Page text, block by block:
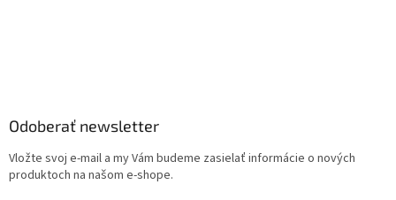
Odoberať newsletter
Vložte svoj e-mail a my Vám budeme zasielať informácie o nových
produktoch na našom e-shope.